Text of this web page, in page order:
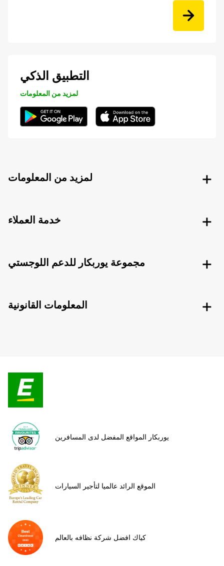
التطبيق الذكي
لمزيد من المعلومات
لمزيد من المعلومات
خدمة العملاء
مجموعة يوربكار للدعم اللوجستي
المعلومات القانونية
يوربكار المواقع المفضل لدى المسافرين
الموقع الرائد عالميا لتأجير السيارات
كياك افضل شركة نظافه بالعالم